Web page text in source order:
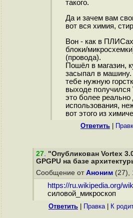
такого.
Да и зачем вам
вот вся химия,
Вон - как в
блоки/
(провода).
Пошёл в магазин,
засыпал в
тебе нужную
выходе получился
это более
использования,
вот этого из
Ответить
27. "Опубликован Vortex
GPGPU на базе
Сообщение от Аноним (27),
https://ru.wikipedia.org/
силовой_микроскоп
Ответить Правка| К